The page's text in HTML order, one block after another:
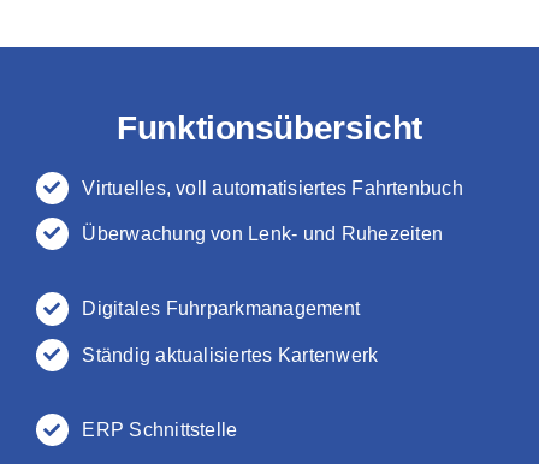
Funktionsübersicht
Virtuelles, voll automatisiertes Fahrtenbuch
Überwachung von Lenk- und Ruhezeiten
Digitales Fuhrparkmanagement
Ständig aktualisiertes Kartenwerk
ERP Schnittstelle